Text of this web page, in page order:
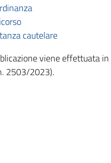
cautelare
viene effettuata
2503/2023).